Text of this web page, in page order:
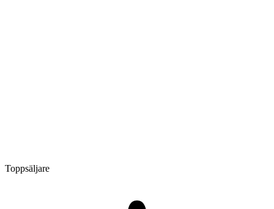
Toppsäljare